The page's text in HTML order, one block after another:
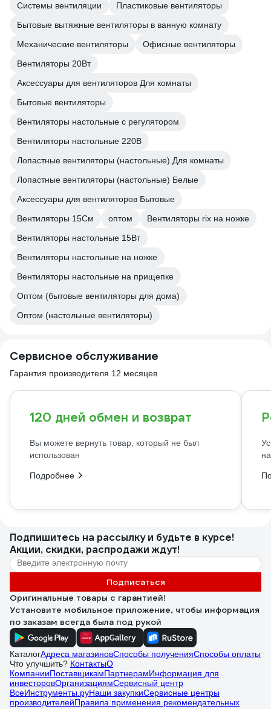
Системы вентиляции
Пластиковые вентиляторы
Бытовые вытяжные вентиляторы в ванную комнату
Механические вентиляторы
Офисные вентиляторы
Вентиляторы 20Вт
Аксессуары для вентиляторов Для комнаты
Бытовые вентиляторы
Вентиляторы настольные с регулятором
Вентиляторы настольные 220В
Лопастные вентиляторы (настольные) Для комнаты
Лопастные вентиляторы (настольные) Белые
Аксессуары для вентиляторов Бытовые
Вентиляторы 15См
оптом
Вентиляторы rix на ножке
Вентиляторы настольные 15Вт
Вентиляторы настольные на ножке
Вентиляторы настольные на прищепке
Оптом (бытовые вентиляторы для дома)
Оптом (настольные вентиляторы)
Сервисное обслуживание
Гарантия производителя 12 месяцев
120 дней обмен и возврат
Вы можете вернуть товар, который не был
использован
Подробнее
Подпишитесь на рассылкуи будьте в курсе!
Акции, скидки, распродажи ждут!
Подписаться
Оригинальные товары с гарантией!
Установите мобильное приложение, чтобы информация
по заказам всегда была под рукой
КаталогАдреса магазиновСпособы полученияСпособы оплаты
Что улучшить? КонтактыО
КомпанииПоставщикамПартнерамИнформация для
инвесторовОрганизациямСервисный центр
ВсеИнструменты.руНаши закупкиСервисные центры
производителейПравила применения рекомендательных